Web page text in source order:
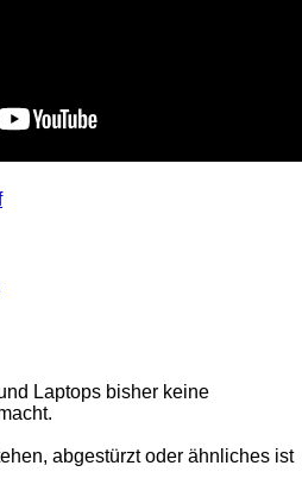
Laptops bisher keine
abgestürzt oder ähnliches ist